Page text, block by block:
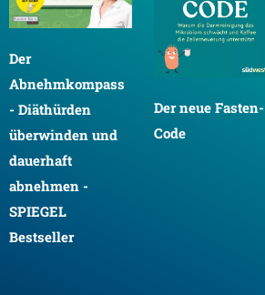
Der
Abnehmkompass
- Diäthürden
überwinden und
dauerhaft
abnehmen -
SPIEGEL
Bestseller
Der neue Fasten-
Code